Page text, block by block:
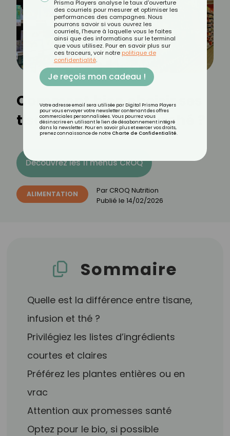
Comment bien choisir ses
tisanes au supermarché ?
Découvrez les 11 menus CROQ
ALIMENTATION Par CROQ Nutrition
Publié le 14/02/2026
Sommaire
Quelle est la différence entre tisane,
infusion et thé ?
Privilégiez les listes d’ingrédients
courtes et claires
Préférez les plantes entières ou en
vrac
Attention aux promesses santé
Optez pour le bio, si possible
Prisma Players analyse le taux d'ouverture
des courriels pour mesurer et optimiser les
performances des campagnes. Nous
pourrons savoir si vous ouvrez les
courriels, l'heure à laquelle vous le faites
ainsi que des informations sur le terminal
que vous utilisez. Pour en savoir plus sur
ces traceurs, voir notre politique de
confidentialité.
Je reçois mon cadeau !
Votre adresse email sera utilisée par Digital Prisma Players
pour vous envoyer votre newsletter contenant des offres
commerciales personnalisées. Vous pourrez vous
désinscrire en utilisant le lien de désabonnement intégré
dans la newsletter. Pour en savoir plus et exercer vos droits,
prenez connaissance de notre Charte de Confidentialité.